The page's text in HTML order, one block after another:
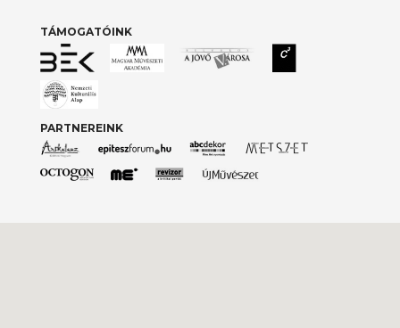
TÁMOGATÓINK
PARTNEREINK